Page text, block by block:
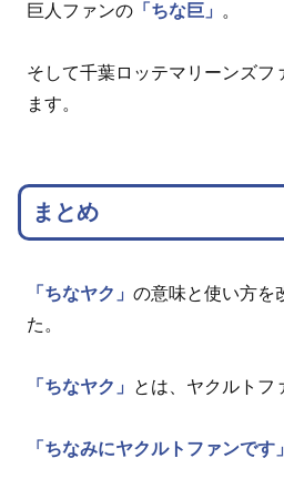
巨人ファンの 「ちな巨」 。
そして千葉ロッテマリーンズフ
ます。
まとめ
「ちなヤク」 の意味と使い方を
た。
「ちなヤク」 とは、ヤクルトフ
「ちなみにヤクルトファンです」